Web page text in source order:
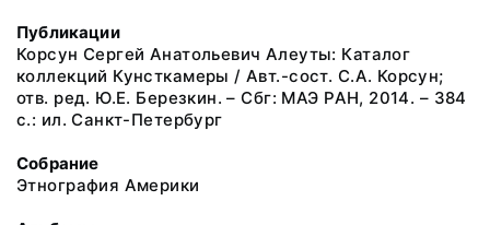
Публикации
Корсун Сергей Анатольевич Алеуты: Каталог
коллекций Кунсткамеры / Авт.-сост. С.А. Корсун;
отв. ред. Ю.Е. Березкин. – Сбг: МАЭ РАН, 2014. – 384
с.: ил. Санкт-Петербург
Собрание
Этнография Америки